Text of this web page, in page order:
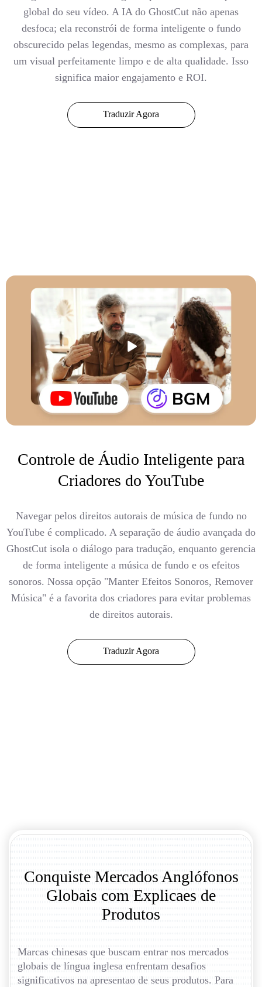
global do seu vídeo. A IA do GhostCut não apenas
desfoca; ela reconstrói de forma inteligente o fundo
obscurecido pelas legendas, mesmo as complexas, para
um visual perfeitamente limpo e de alta qualidade. Isso
significa maior engajamento e ROI.
Traduzir Agora
Controle de Áudio Inteligente para
Criadores do YouTube
Navegar pelos direitos autorais de música de fundo no
YouTube é complicado. A separação de áudio avançada do
GhostCut isola o diálogo para tradução, enquanto gerencia
de forma inteligente a música de fundo e os efeitos
sonoros. Nossa opção "Manter Efeitos Sonoros, Remover
Música" é a favorita dos criadores para evitar problemas
de direitos autorais.
Traduzir Agora
Conquiste Mercados Anglófonos
Globais com Explicaes de
Produtos
Marcas chinesas que buscam entrar nos mercados
globais de língua inglesa enfrentam desafios
significativos na apresentao de seus produtos. Para